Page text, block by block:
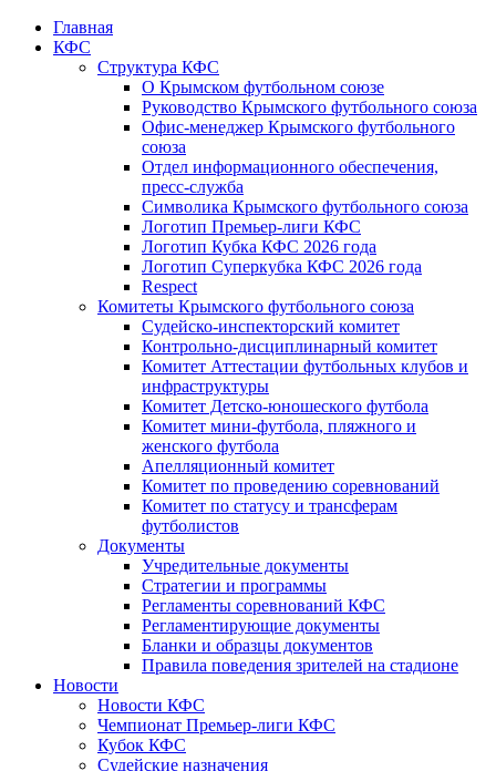
Главная
КФС
Структура КФС
О Крымском футбольном союзе
Руководство Крымского футбольного союза
Офис-менеджер Крымского футбольного
союза
Отдел информационного обеспечения,
пресс-служба
Символика Крымского футбольного союза
Логотип Премьер-лиги КФС
Логотип Кубка КФС 2026 года
Логотип Суперкубка КФС 2026 года
Respect
Комитеты Крымского футбольного союза
Судейско-инспекторский комитет
Контрольно-дисциплинарный комитет
Комитет Аттестации футбольных клубов и
инфраструктуры
Комитет Детско-юношеского футбола
Комитет мини-футбола, пляжного и
женского футбола
Апелляционный комитет
Комитет по проведению соревнований
Комитет по статусу и трансферам
футболистов
Документы
Учредительные документы
Стратегии и программы
Регламенты соревнований КФС
Регламентирующие документы
Бланки и образцы документов
Правила поведения зрителей на стадионе
Новости
Новости КФС
Чемпионат Премьер-лиги КФС
Кубок КФС
Судейские назначения